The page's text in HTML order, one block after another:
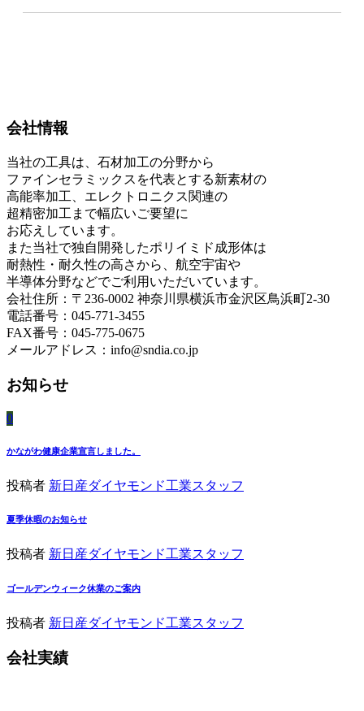
会社情報
当社の工具は、石材加工の分野から
ファインセラミックスを代表とする新素材の
高能率加工、エレクトロニクス関連の
超精密加工まで幅広いご要望に
お応えしています。
また当社で独自開発したポリイミド成形体は
耐熱性・耐久性の高さから、航空宇宙や
半導体分野などでご利用いただいています。
会社住所：〒236-0002 神奈川県横浜市金沢区鳥浜町2-30
電話番号：045-771-3455
FAX番号：045-775-0675
メールアドレス：info@sndia.co.jp
お知らせ
0
かながわ健康企業宣言しました。
投稿者 新日産ダイヤモンド工業スタッフ
夏季休暇のお知らせ
投稿者 新日産ダイヤモンド工業スタッフ
ゴールデンウィーク休業のご案内
投稿者 新日産ダイヤモンド工業スタッフ
会社実績